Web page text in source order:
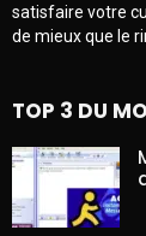
satisfaire votre
de mieux que le
TOP 3 DU